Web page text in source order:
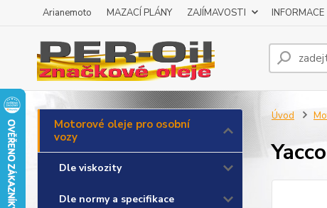
Arianemoto MAZACÍ PLÁNY ZAJÍMAVOSTI INFORMACE
Motorové oleje pro osobní
vozy
Dle viskozity
Dle normy a specifikace
Úvod